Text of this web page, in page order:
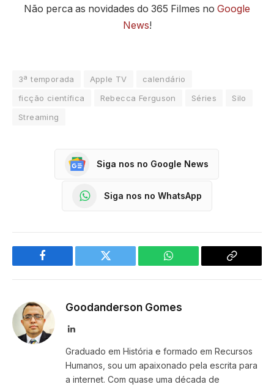
Não perca as novidades do 365 Filmes no Google
News!
3ª temporada Apple TV
calendário
ficção científica
Rebecca Ferguson Séries
Silo
Streaming
Siga nos no Google News
Siga nos no WhatsApp
Facebook Twitter WhatsApp
Copy
Goodanderson Gomes
LinkedIn
Graduado em História e formado em Recursos
Humanos, sou um apaixonado pela escrita para
a internet. Com quase uma década de